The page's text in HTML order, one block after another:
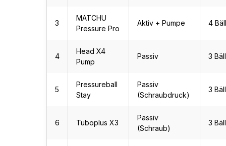
3
MATCHU
Pressure Pro
Aktiv + Pumpe 4
4
Head X4
Pump
Passiv 3
5
Pressureball
Stay
Passiv
(Schraubdruck)
3
6 Tuboplus X3
Passiv
(Schraub)
3